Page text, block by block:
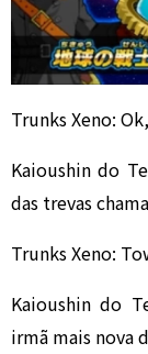
Trunks Xeno:
Kaioushin do
das trevas
Trunks Xeno:
Kaioushin do
irmã mais nova